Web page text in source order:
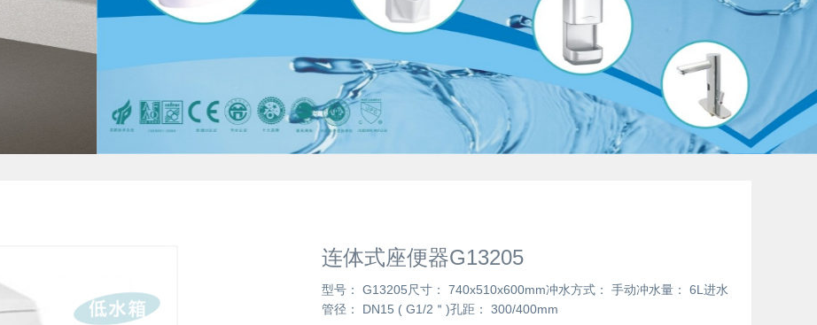
连体式座便器G13205
型号： G13205尺寸： 740x510x600mm冲水方式： 手动冲水量： 6L进水
管径： DN15 ( G1/2＂)孔距： 300/400mm